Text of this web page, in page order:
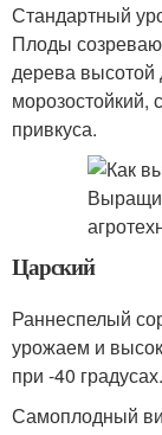
Стандартный
Плоды
дерева высотой
морозостойкий,
привкуса.
Царский
Раннеспелый
урожаем и
при -40 градусах.
Самоплодный